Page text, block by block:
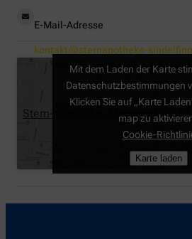
E-Mail-Adresse
kontakt@sternapotheke-
Stern-Apotheke, Mercedesstr.
Mit dem Laden der Karte
Datenschutzbestimmungen
Klicken Sie auf „Karte
map zu
Cookie-
Karte laden